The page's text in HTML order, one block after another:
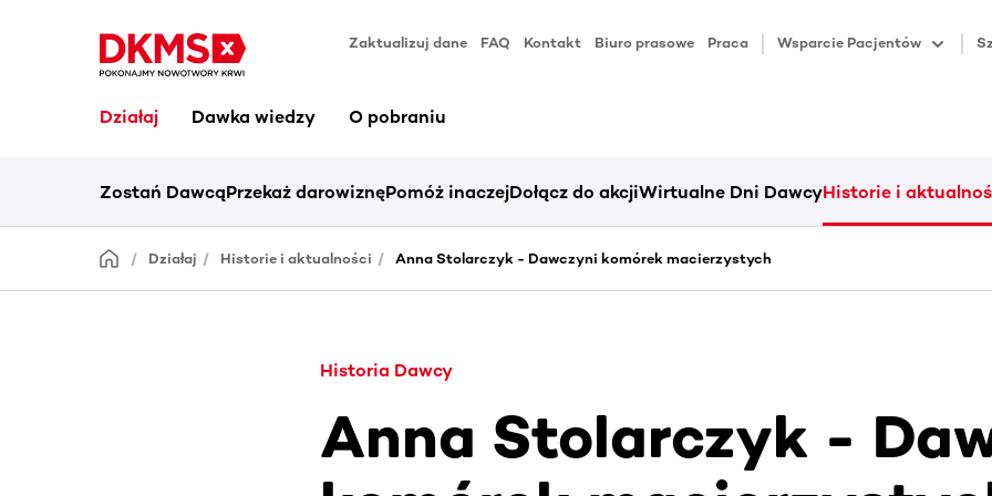
Zaktualizuj dane FAQ Kontakt Biuro prasowe Praca Wsparcie Pacjentów
Działaj Dawka wiedzy O pobraniu
Zostań DawcąPrzekaż darowiznęPomóż inaczejDołącz do akcjiWirtualne Dni DawcyHistorie i
Działaj Historie i aktualności Anna Stolarczyk - Dawczyni komórek macierzystych
Historia Dawcy
Anna Stolarczyk -